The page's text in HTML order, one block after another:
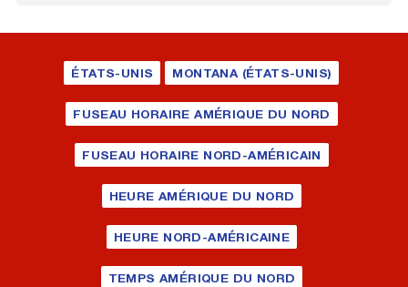
ÉTATS-UNIS MONTANA (ÉTATS-UNIS)
FUSEAU HORAIRE AMÉRIQUE DU NORD
FUSEAU HORAIRE NORD-AMÉRICAIN
HEURE AMÉRIQUE DU NORD
HEURE NORD-AMÉRICAINE
TEMPS AMÉRIQUE DU NORD